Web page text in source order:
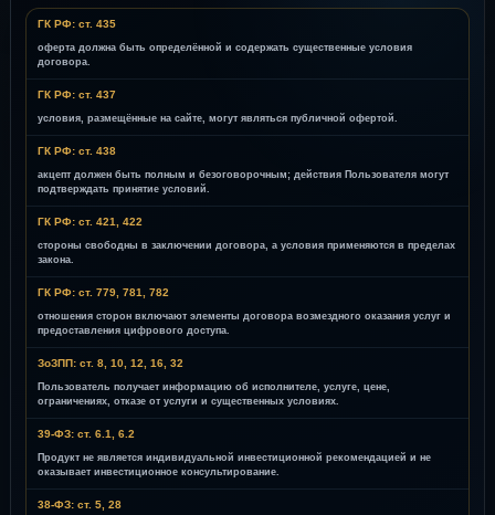
ГК РФ: ст. 435
оферта должна быть определённой и содержать существенные условия
договора.
ГК РФ: ст. 437
условия, размещённые на сайте, могут являться публичной офертой.
ГК РФ: ст. 438
акцепт должен быть полным и безоговорочным; действия Пользователя могут
подтверждать принятие условий.
ГК РФ: ст. 421, 422
стороны свободны в заключении договора, а условия применяются в пределах
закона.
ГК РФ: ст. 779, 781, 782
отношения сторон включают элементы договора возмездного оказания услуг и
предоставления цифрового доступа.
ЗоЗПП: ст. 8, 10, 12, 16, 32
Пользователь получает информацию об исполнителе, услуге, цене,
ограничениях, отказе от услуги и существенных условиях.
39-ФЗ: ст. 6.1, 6.2
Продукт не является индивидуальной инвестиционной рекомендацией и не
оказывает инвестиционное консультирование.
38-ФЗ: ст. 5, 28